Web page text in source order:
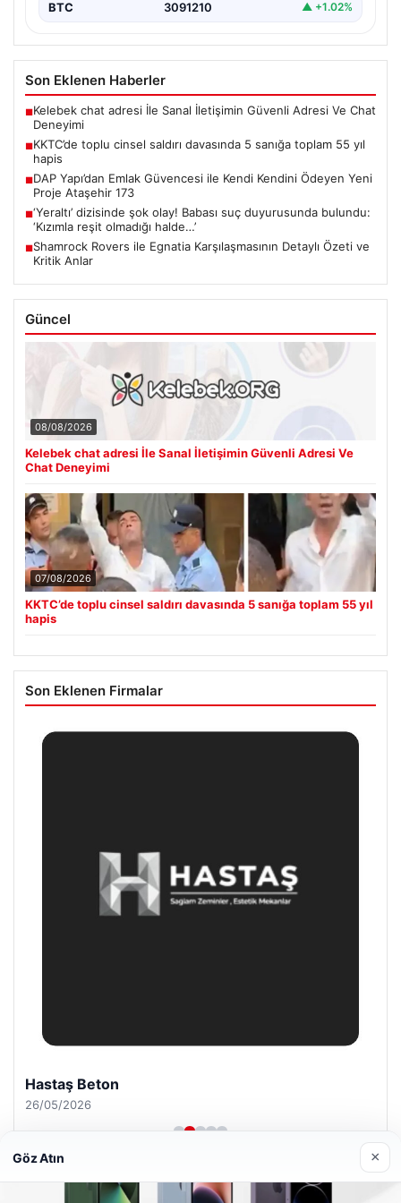
BTC 3091210 ▲ +1.02%
Son Eklenen Haberler
■Kelebek chat adresi İle Sanal İletişimin Güvenli Adresi Ve Chat
Deneyimi
■KKTC’de toplu cinsel saldırı davasında 5 sanığa toplam 55 yıl
hapis
■DAP Yapı’dan Emlak Güvencesi ile Kendi Kendini Ödeyen Yeni
Proje Ataşehir 173
■‘Yeraltı’ dizisinde şok olay! Babası suç duyurusunda bulundu:
‘Kızımla reşit olmadığı halde…’
■Shamrock Rovers ile Egnatia Karşılaşmasının Detaylı Özeti ve
Kritik Anlar
Güncel
08/08/2026
Kelebek chat adresi İle Sanal İletişimin Güvenli Adresi Ve
Chat Deneyimi
07/08/2026
KKTC’de toplu cinsel saldırı davasında 5 sanığa toplam 55 yıl
hapis
Son Eklenen Firmalar
Hastaş Beton
26/05/2026
Göz Atın ×